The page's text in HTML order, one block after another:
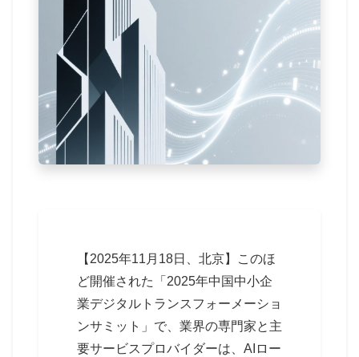
【2025年11月18日、北京】このほ
ど開催された「2025年中国中小企
業デジタルトランスフォーメーショ
ンサミット」で、業界の専門家と主
要サービスプロバイダーは、AIロー